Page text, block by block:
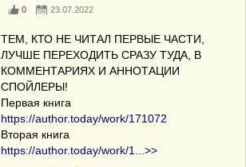
0 23.07.2022
ТЕМ, КТО НЕ ЧИТАЛ ПЕРВЫЕ ЧАСТИ,
ЛУЧШЕ ПЕРЕХОДИТЬ СРАЗУ ТУДА, В
КОММЕНТАРИЯХ И АННОТАЦИИ
СПОЙЛЕРЫ!
Первая книга
https://author.today/work/171072
Вторая книга
https://author.today/work/1
>>